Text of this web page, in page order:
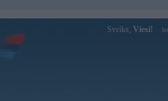
Sveiks, Viesi!